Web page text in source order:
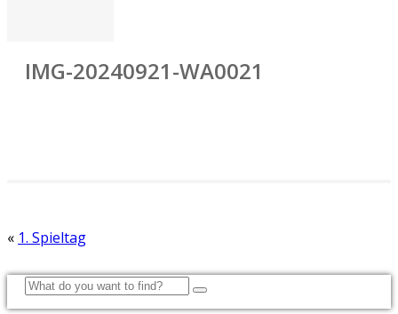
IMG-20240921-WA0021
« 1. Spieltag